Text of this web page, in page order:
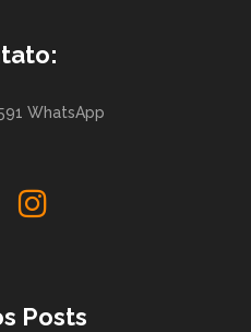
WhatsApp
Posts